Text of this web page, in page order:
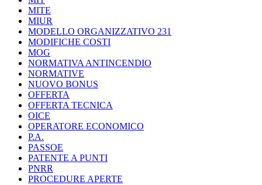
MITE
MIUR
MODELLO ORGANIZZATIVO 231
MODIFICHE COSTI
MOG
NORMATIVA ANTINCENDIO
NORMATIVE
NUOVO BONUS
OFFERTA
OFFERTA TECNICA
OICE
OPERATORE ECONOMICO
P.A.
PASSOE
PATENTE A PUNTI
PNRR
PROCEDURE APERTE